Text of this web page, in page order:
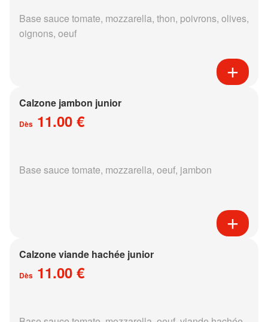
Base sauce tomate, mozzarella, thon, poivrons, olives,
oignons, oeuf
Calzone jambon junior
Dès 11.00 €
Base sauce tomate, mozzarella, oeuf, jambon
Calzone viande hachée junior
Dès 11.00 €